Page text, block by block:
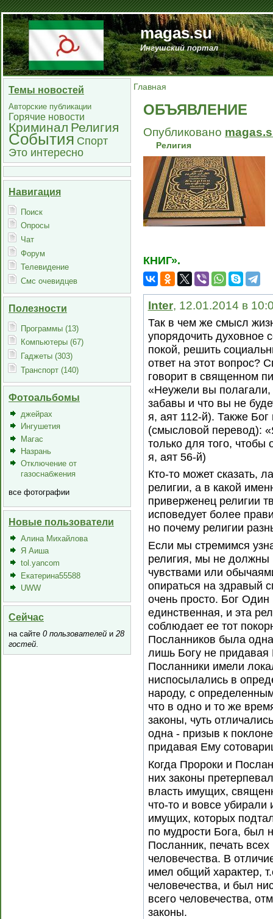
magas.su
Ингушский портал
Темы новостей
Авторские публикации
Горячие новости
Криминал Религия
События Спорт
Это интересно
Навигация
Поиск
Опросы
Чат
Форум
Телевидение
Смс очевидцев
Полезности
Программы (13)
Компьютеры (67)
Гаджеты (303)
Транспорт (140)
Фотоальбомы
джейрах
Ингушетия
Магас
Назрань
Отключение от
газоснабжения
все фотографии
Новые пользователи
Алина Михайлова
Я Аиша
tol.yancom
Екатерина55588
UWW
Сейчас
на сайте 0 пользователей и 28
гостей.
Главная
ОБЪЯВЛЕНИЕ
Опубликовано
Религия
КНИГ».
Inter, 12.01.2014 в
Так в чем же смысл
упорядочить духовное
покой, решить
ответ на этот вопрос?
говорит в священном
«Неужели вы
забавы и что вы не
я, аят 112-й). Также
(смысловой перевод):
только для того,
я, аят 56-й)
Кто-то может сказать,
религии, а в какой
приверженец религии
исповедует более
но почему религии
Если мы стремимся
религия, мы не должны
чувствами или
опираться на здравый
очень просто. Бог
единственная, и эта
соблюдает ее тот
Посланников была
лишь Богу не
Посланники имели
ниспосылались в
народу, с
что в одно и то же
законы, чуть
одна - призыв к
придавая Ему
Когда Пророки и
них законы
власть имущих,
что-то и вовсе убирали
имущих, которых
по мудрости Бога, был
Посланник, печать
человечества. В
имел общий характер,
человечества, и был
всего человечества,
законы.